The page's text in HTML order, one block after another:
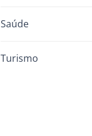
Saúde
Turismo